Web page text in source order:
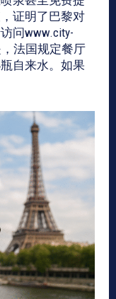
证明了巴黎对
问www.city-
，法国规定餐厅
自来水。如果